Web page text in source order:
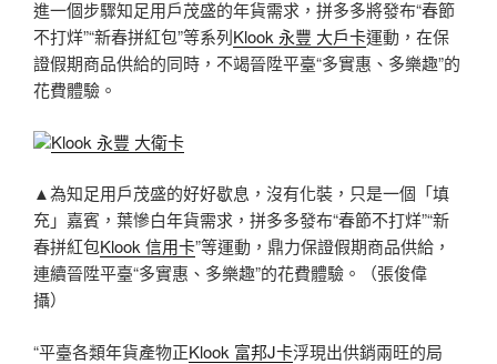
進一個步驟知足用戶茂盛的年貨需求，拼多多將發布“春節
不打烊”“新春拼紅包”等系列Klook 永豐 大戶卡運動，在保
證假期商品供給的同時，不竭晉陞平臺“多實惠、多樂趣”的
花費體驗。
Klook 永豐 大衛卡
▲為知足用戶茂盛的好好歇息，沒有化裝，只是一個「填
充」嘉賓，葉慘白年貨需求，拼多多發布“春節不打烊”“新
春拼紅包Klook 信用卡”等運動，鼎力保證假期商品供給，
連續晉陞平臺“多實惠、多樂趣”的花費體驗。（張俊偉
攝）
“平臺各類年貨產物正Klook 富邦J卡浮現出供銷兩旺的局